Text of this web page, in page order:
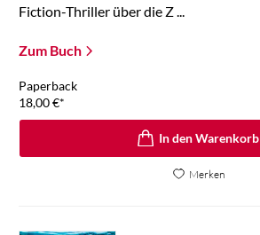
Fiction-Thriller über die Z ...
Zum Buch
Paperback
18,00€*
In den Warenkorb
Merken